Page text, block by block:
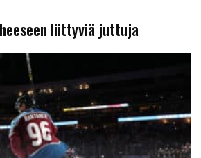
liittyviä juttuja